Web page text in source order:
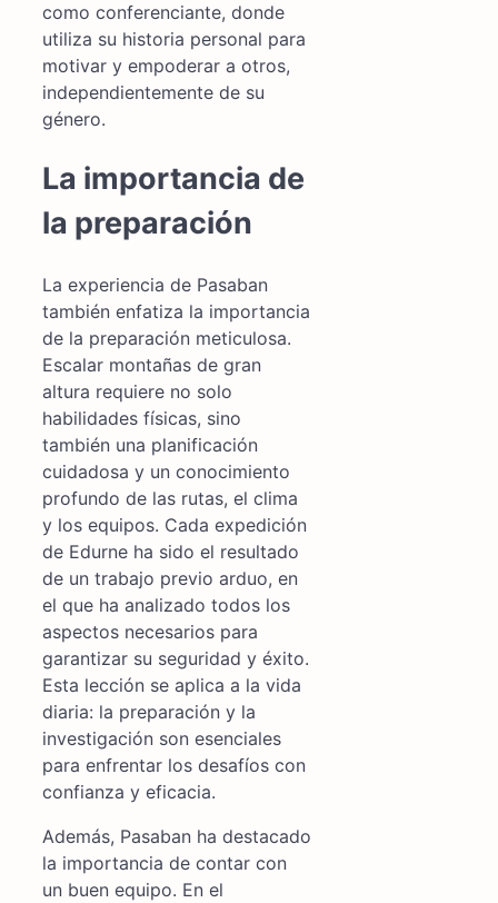
como conferenciante, donde
utiliza su historia personal para
motivar y empoderar a otros,
independientemente de su
género.
La importancia de
la preparación
La experiencia de Pasaban
también enfatiza la importancia
de la preparación meticulosa.
Escalar montañas de gran
altura requiere no solo
habilidades físicas, sino
también una planificación
cuidadosa y un conocimiento
profundo de las rutas, el clima
y los equipos. Cada expedición
de Edurne ha sido el resultado
de un trabajo previo arduo, en
el que ha analizado todos los
aspectos necesarios para
garantizar su seguridad y éxito.
Esta lección se aplica a la vida
diaria: la preparación y la
investigación son esenciales
para enfrentar los desafíos con
confianza y eficacia.
Además, Pasaban ha destacado
la importancia de contar con
un buen equipo. En el